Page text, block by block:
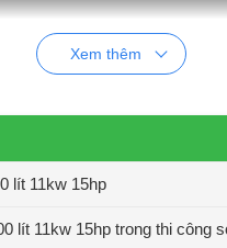
khuấy sơn 700
tôi muốn cung cấp cho
Xem thêm
lít 11kw 15hp
lít 11kw 15hp trong thi công